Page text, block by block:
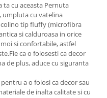
ta cu aceasta Pernuta
umpluta cu vatelina
tip fluffy (microfibra
si calduroasa in orice
si confortabile, astfel
ca o folosesti ca decor
de plus, aduce cu siguranta
a o folosi ca decor sau
de inalta calitate si cu